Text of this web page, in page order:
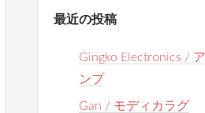
最近の投稿
Gingko Electronics /
ンプ
Gan / モディカラグ